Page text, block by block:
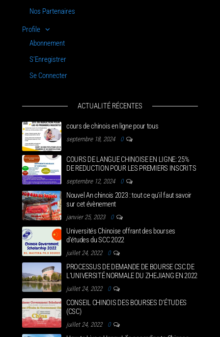
Nos Partenaires
Profile
Abonnement
S’Enregistrer
Se Connecter
ACTUALITÉ RÉCENTES
cours de chinois en ligne pour tous
septembre 18, 2024 0
COURS DE LANGUE CHINOISE EN LIGNE: 25%
DE REDUCTION POUR LES PREMIERS INSCRITS
septembre 12, 2024 0
Nouvel An chinois 2023 : tout ce qu’il faut savoir
sur cet évènement
janvier 25, 2023 0
Universités Chinoise offrant des bourses
d’études du SCC 2022
juillet 24, 2022 0
PROCESSUS DE DEMANDE DE BOURSE CSC DE
L’UNIVERSITÉ NORMALE DU ZHEJIANG EN 2022
juillet 24, 2022 0
CONSEIL CHINOIS DES BOURSES D’ÉTUDES
(CSC)
juillet 24, 2022 0